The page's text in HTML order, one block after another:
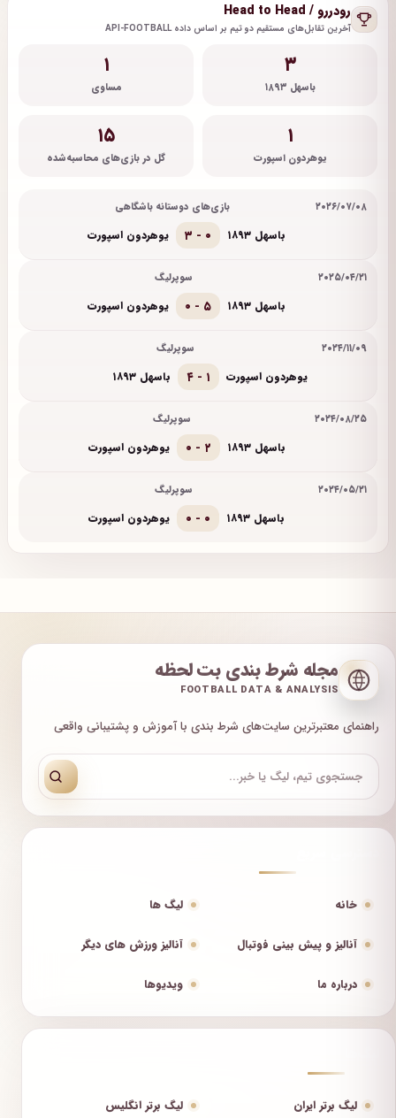
رودررو / Head to Head
آخرین تقابل‌های مستقیم دو تیم بر اساس داده API-FOOTBALL
۳
باسهل ۱۸۹۳
۱
مساوی
۱
یوهردون اسپورت
۱۵
گل در بازی‌های محاسبه‌شده
۲۰۲۶/۰۷/۰۸ بازی‌های دوستانه باشگاهی
باسهل ۱۸۹۳ ۳ - ۰ یوهردون اسپورت
۲۰۲۵/۰۴/۲۱ سوپرلیگ
باسهل ۱۸۹۳ ۰ - ۵ یوهردون اسپورت
۲۰۲۴/۱۱/۰۹ سوپرلیگ
یوهردون اسپورت ۴ - ۱ باسهل ۱۸۹۳
۲۰۲۴/۰۸/۲۵ سوپرلیگ
باسهل ۱۸۹۳ ۰ - ۲ یوهردون اسپورت
۲۰۲۴/۰۵/۲۱ سوپرلیگ
باسهل ۱۸۹۳ ۰ - ۰ یوهردون اسپورت
مجله شرط بندی بت لحظه
FOOTBALL DATA & ANALYSIS
راهنمای معتبرترین سایت‌های شرط بندی با آموزش و پشتیبانی واقعی
خانه لیگ ها
آنالیز و پیش بینی فوتبال آنالیز ورزش های دیگر
درباره ما ویدیوها
لیگ برتر ایران لیگ برتر انگلیس